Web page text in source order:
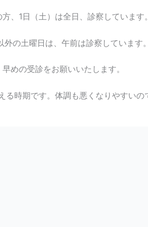
、1日（土）は全日、診察しています。
外の土曜日は、午前は診察しています。
めの受診をお願いいたします。
る時期です。体調も悪くなりやすいの